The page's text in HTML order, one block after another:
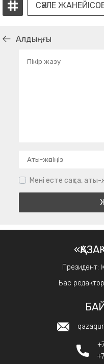
СӘУЛЕ
Алдыңғы
Мені есте сақта, аты-
Президент:
Бас